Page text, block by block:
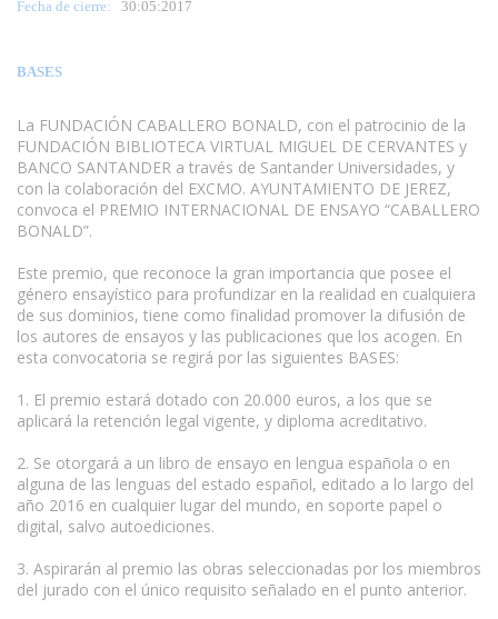
Fecha de cierre: 30:05:2017
BASES
La FUNDACIÓN CABALLERO BONALD, con el patrocinio de la
FUNDACIÓN BIBLIOTECA VIRTUAL MIGUEL DE CERVANTES y
BANCO SANTANDER a través de Santander Universidades, y
con la colaboración del EXCMO. AYUNTAMIENTO DE JEREZ,
convoca el PREMIO INTERNACIONAL DE ENSAYO “CABALLERO
BONALD”.
Este premio, que reconoce la gran importancia que posee el
género ensayístico para profundizar en la realidad en cualquiera
de sus dominios, tiene como finalidad promover la difusión de
los autores de ensayos y las publicaciones que los acogen. En
esta convocatoria se regirá por las siguientes BASES:
1. El premio estará dotado con 20.000 euros, a los que se
aplicará la retención legal vigente, y diploma acreditativo.
2. Se otorgará a un libro de ensayo en lengua española o en
alguna de las lenguas del estado español, editado a lo largo del
año 2016 en cualquier lugar del mundo, en soporte papel o
digital, salvo autoediciones.
3. Aspirarán al premio las obras seleccionadas por los miembros
del jurado con el único requisito señalado en el punto anterior.